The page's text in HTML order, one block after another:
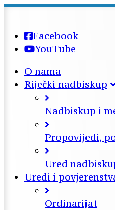
Facebook
YouTube
O nama
Riječki nadbiskup
Nadbiskup i
Propovijedi,
Ured
Uredi i
Ordinarijat